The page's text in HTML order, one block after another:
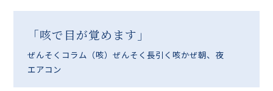
「咳で目が覚めます」
ぜんそくコラム （咳）ぜんそく 長引く咳かぜ朝、夜
エアコン